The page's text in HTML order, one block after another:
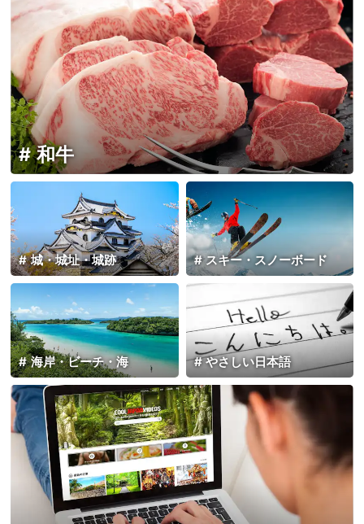
和牛
城・城址・城跡 スキー・スノーボード
海岸・ビーチ・海 やさしい日本語